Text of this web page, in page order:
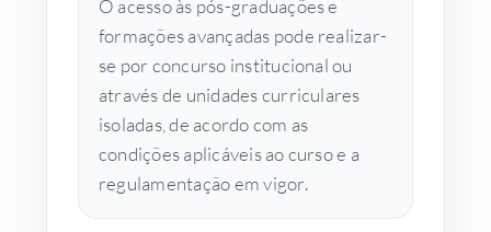
O acesso às pós-graduações e
formações avançadas pode realizar-
se por concurso institucional ou
através de unidades curriculares
isoladas, de acordo com as
condições aplicáveis ao curso e a
regulamentação em vigor.